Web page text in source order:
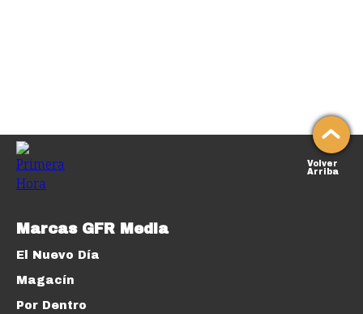
Volver
Arriba
Marcas GFR Media
El Nuevo Día
Magacín
Por Dentro